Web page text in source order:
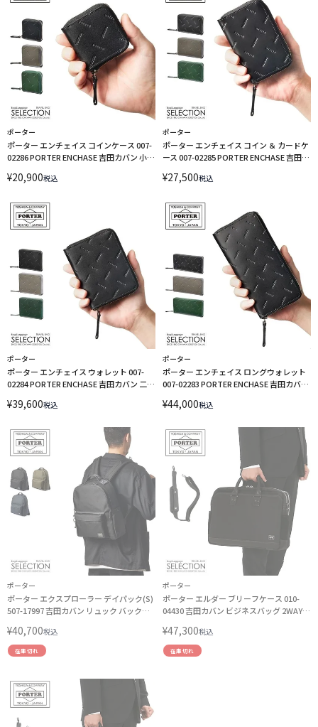
ポーター
ポーター エンチェイス コインケース 007-
02286 PORTER ENCHASE 吉田カバン 小銭
¥20,900税込
ポーター
ポーター エンチェイス コイン ＆ カードケ
ース 007-02285 PORTER ENCHASE 吉田カ
ス 一体型 小銭入れ レザー
¥27,500税込
ポーター
ポーター エンチェイス ウォレット 007-
02284 PORTER ENCHASE 吉田カバン 二つ
ドルウォレット
¥39,600税込
ポーター
ポーター エンチェイス ロングウォレット
007-02283 PORTER ENCHASE 吉田カバン
¥44,000税込
ポーター
ポーター エクスプローラー デイパック(S)
507-17997 吉田カバン リュック バックパ
¥40,700税込
在庫切れ
ポーター
ポーター エルダー ブリーフケース 010-
04430 吉田カバン ビジネスバッグ 2WAY
¥47,300税込
在庫切れ